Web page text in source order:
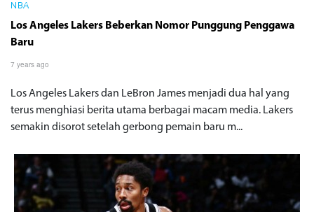
NBA
Los Angeles Lakers Beberkan Nomor Punggung Penggawa
Baru
7 years ago
Los Angeles Lakers dan LeBron James menjadi dua hal yang
terus menghiasi berita utama berbagai macam media. Lakers
semakin disorot setelah gerbong pemain baru m...